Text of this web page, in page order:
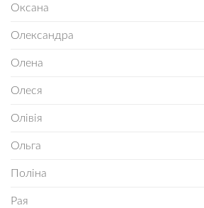
Оксана
Олександра
Олена
Олеся
Олівія
Ольга
Поліна
Рая